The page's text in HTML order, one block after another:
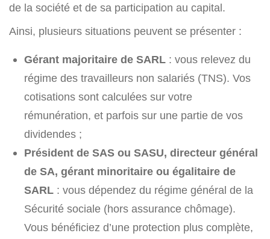
de la société et de sa participation au capital.
Ainsi, plusieurs situations peuvent se présenter :
Gérant majoritaire de SARL : vous relevez du
régime des travailleurs non salariés (TNS). Vos
cotisations sont calculées sur votre
rémunération, et parfois sur une partie de vos
dividendes ;
Président de SAS ou SASU, directeur général
de SA, gérant minoritaire ou égalitaire de
SARL : vous dépendez du régime général de la
Sécurité sociale (hors assurance chômage).
Vous bénéficiez d’une protection plus complète,